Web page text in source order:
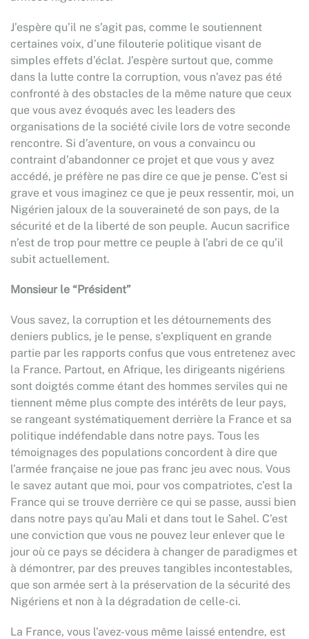
J’espère qu’il ne s’agit pas, comme le soutiennent
certaines voix, d’une filouterie politique visant de
simples effets d’éclat. J’espère surtout que, comme
dans la lutte contre la corruption, vous n’avez pas été
confronté à des obstacles de la même nature que ceux
que vous avez évoqués avec les leaders des
organisations de la société civile lors de votre seconde
rencontre. Si d’aventure, on vous a convaincu ou
contraint d’abandonner ce projet et que vous y avez
accédé, je préfère ne pas dire ce que je pense. C’est si
grave et vous imaginez ce que je peux ressentir, moi, un
Nigérien jaloux de la souveraineté de son pays, de la
sécurité et de la liberté de son peuple. Aucun sacrifice
n’est de trop pour mettre ce peuple à l’abri de ce qu’il
subit actuellement.
Monsieur le “Président”
Vous savez, la corruption et les détournements des
deniers publics, je le pense, s’expliquent en grande
partie par les rapports confus que vous entretenez avec
la France. Partout, en Afrique, les dirigeants nigériens
sont doigtés comme étant des hommes serviles qui ne
tiennent même plus compte des intérêts de leur pays,
se rangeant systématiquement derrière la France et sa
politique indéfendable dans notre pays. Tous les
témoignages des populations concordent à dire que
l’armée française ne joue pas franc jeu avec nous. Vous
le savez autant que moi, pour vos compatriotes, c’est la
France qui se trouve derrière ce qui se passe, aussi bien
dans notre pays qu’au Mali et dans tout le Sahel. C’est
une conviction que vous ne pouvez leur enlever que le
jour où ce pays se décidera à changer de paradigmes et
à démontrer, par des preuves tangibles incontestables,
que son armée sert à la préservation de la sécurité des
Nigériens et non à la dégradation de celle-ci.
La France, vous l’avez-vous même laissé entendre, est